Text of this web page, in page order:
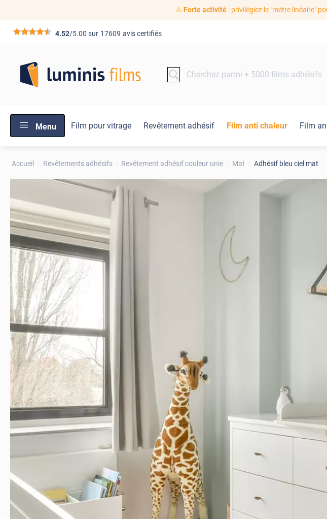
⚠️ Forte activité: privilégiez le "mètre linéaire"
*****4.52/5.00 sur 17609 avis certifiés
Menu Film pour vitrage Revêtement adhésif Film anti chaleur Film
Accueil Revêtements adhésifs Revêtement adhésif couleur unie Mat Adhésif bleu ciel mat